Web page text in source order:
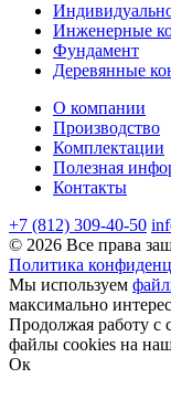
Инженерные
Фундамент
Деревянные
О компании
Производство
Комплектации
Полезная
Контакты
+7 (812) 309-40-50
© 2026 Все права
Политика
Мы используем
максимально
Продолжая работу с
файлы cookies на
Ок